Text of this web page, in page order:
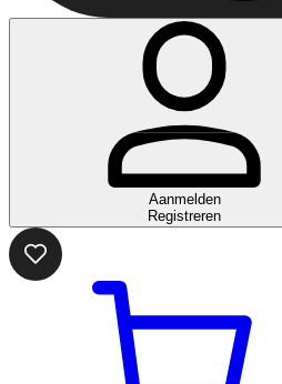
Aanmelden
Registreren